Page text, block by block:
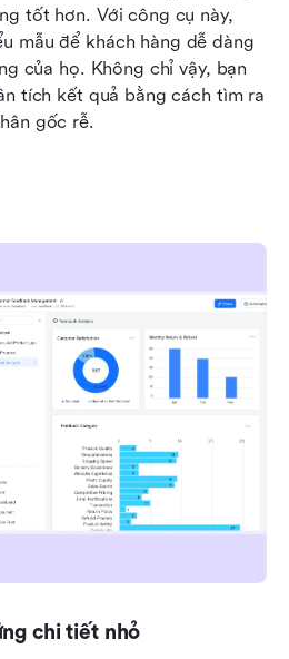
tốt hơn. Với công cụ này,
mẫu để khách hàng dễ dàng
của họ. Không chỉ vậy, bạn
tích kết quả bằng cách tìm ra
gốc rễ.
chi tiết nhỏ